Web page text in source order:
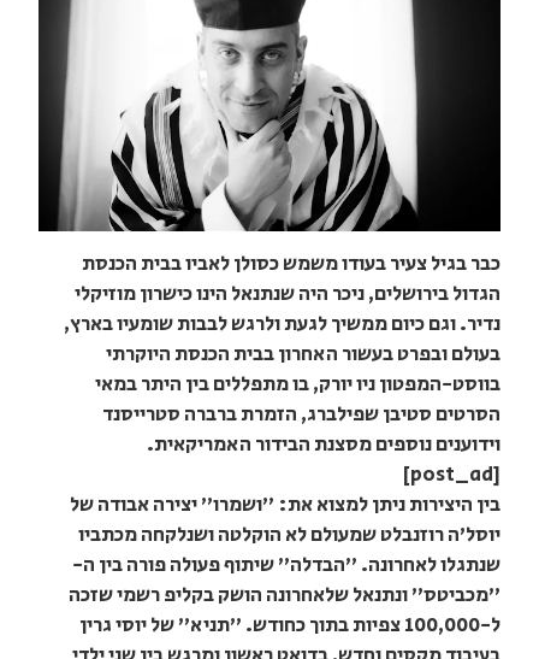
כבר בגיל צעיר בעודו משמש כסולן לאביו בבית הכנסת
הגדול בירושלים, ניכר היה שנתנאל הינו כישרון מוזיקלי
נדיר. וגם כיום ממשיך לגעת ולרגש לבבות שומעיו בארץ,
בעולם ובפרט בעשור האחרון בבית הכנסת היוקרתי
בווסט-המפטון ניו יורק, בו מתפללים בין היתר במאי
הסרטים סטיבן שפילברג, הזמרת ברברה סטרייסנד
וידוענים נוספים מסצנת הבידור האמריקאית.
[post_ad]
בין היצירות ניתן למצוא את: "ושמרו" יצירה אבודה של
יוסל'ה רוזנבלט שמעולם לא הוקלטה ושנלקחה מכתביו
שנתגלו לאחרונה. "הבדלה" שיתוף פעולה פורה בין ה-
"מכביטס" ונתנאל שלאחרונה הושק בקליפ רשמי שזכה
ל-100,000 צפיות בתוך כחודש. "תניא" של יוסי גרין